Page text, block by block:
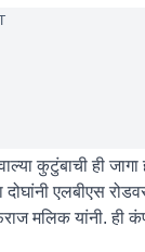
कुटुंबाची ही जागा
एलबीएस
मलिक यांनी. ही